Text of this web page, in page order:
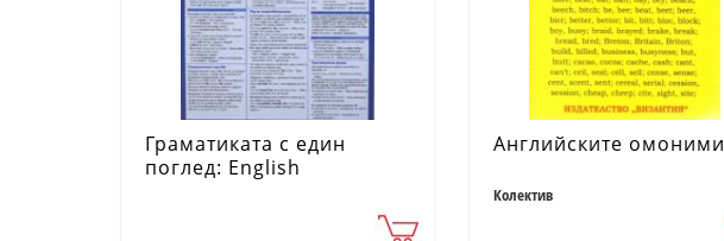
Граматиката с един
поглед: English
Английските омоними
Колектив